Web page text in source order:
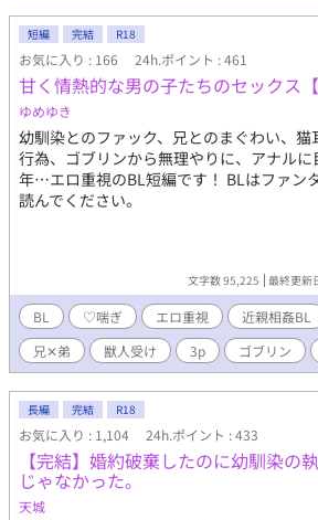
るのだが、部屋のドアを開けた途端に空
う。幸か不幸か、それを機に羽黒のお気に
が...。 ◆白川 蛍（しらかわ けい）20歳 Ω
ウェーブの茶髪、茶目。 容姿は母親似の線
格は何かと大雑把だった父親似。 ただ、基
で、母を支えなければとの責任感から突っ
（はぐろ さとき）28歳 α 攻め 黒髪黒目長
て性格は温和で優しくスーツが超絶似合う
子とオメガが大好物な物件。誰にでも人当
短編 完結 R18
お気に入り : 166 24h.ポイント : 461
甘く情熱的な男の子たちのセックス
ゆめゆき
幼馴染とのファック、兄とのまぐわい、猫
行為、ゴブリンから無理やりに、アナル
年…エロ重視のBL短編です！ BLはファン
読んでください。
文字数 95,225 最終更新
BL ♡喘ぎ エロ重視 近親相姦BL
兄✕弟
獣人受け 3p ゴブリン
長編 完結 R18
お気に入り : 1,104 24h.ポイント : 433
【完結】婚約破棄したのに幼馴染の
じゃなかった。
天城